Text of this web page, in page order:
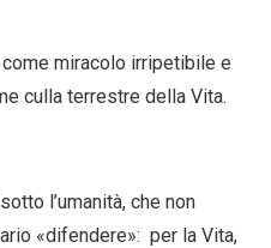
miracolo irripetibile e
culla terrestre della Vita.
l’umanità, che non
«difendere»: per la Vita,